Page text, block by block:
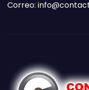
Correo: